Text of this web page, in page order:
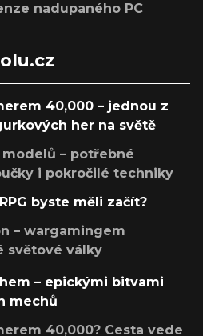
nadupaného PC
40,000 – jednou z
her na světě
– potřebné
i pokročilé techniky
byste měli začít?
– wargamingem
světové války
– epickými bitvami
mechů
40,000? Cesta vede